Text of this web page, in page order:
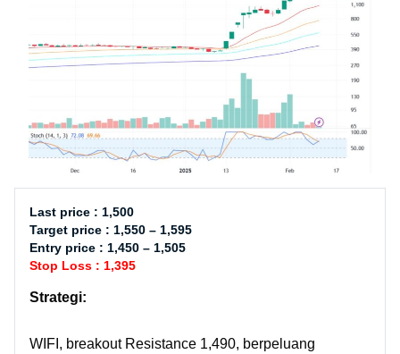
Last price : 1,500
Target price : 1,550 – 1,595
Entry price : 1,450 – 1,505
Stop Loss : 1,395
Strategi:
WIFI, breakout Resistance 1,490, berpeluang